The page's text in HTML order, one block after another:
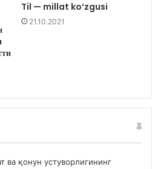
Til — millat ko‘zgusi
21.10.2021
ва қонун устуворлигининг